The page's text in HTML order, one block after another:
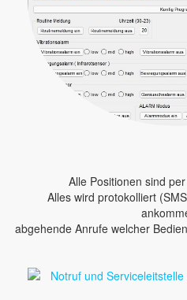
Alle Positionen sind
Alles wird protokolliert
abgehende Anrufe welcher